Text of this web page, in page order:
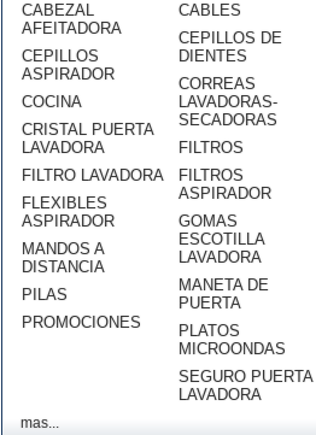
CABEZAL
AFEITADORA
CEPILLOS
ASPIRADOR
COCINA
CRISTAL PUERTA
LAVADORA
FILTRO LAVADORA
FLEXIBLES
ASPIRADOR
MANDOS A
DISTANCIA
PILAS
PROMOCIONES
CABLES
CEPILLOS DE
DIENTES
CORREAS
LAVADORAS-
SECADORAS
FILTROS
FILTROS
ASPIRADOR
GOMAS
ESCOTILLA
LAVADORA
MANETA DE
PUERTA
PLATOS
MICROONDAS
SEGURO PUERTA
LAVADORA
mas...